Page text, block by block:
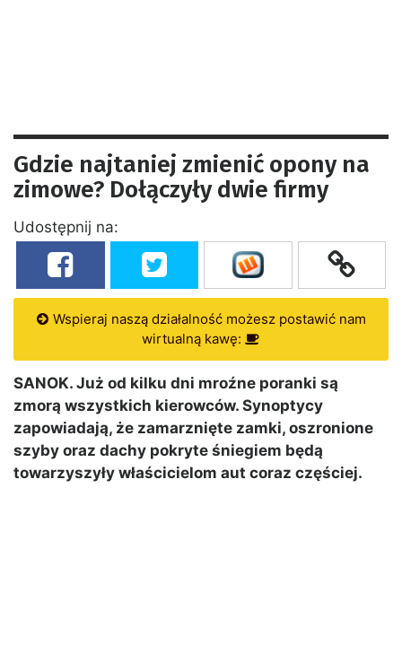
Gdzie najtaniej zmienić opony na
zimowe? Dołączyły dwie firmy
Udostępnij na:
Wspieraj naszą działalność możesz postawić nam
wirtualną kawę:
SANOK. Już od kilku dni mroźne poranki są
zmorą wszystkich kierowców. Synoptycy
zapowiadają, że zamarznięte zamki, oszronione
szyby oraz dachy pokryte śniegiem będą
towarzyszyły właścicielom aut coraz częściej.